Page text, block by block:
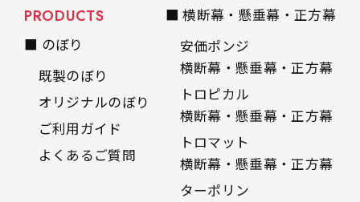
由なサイズを指定下さい！
幕の製作をお楽しみください
（※cm単位での指定でおねがいいたします。）
レギュラースリムのれん
(180x30)
レギュラーのれんスリムは横幕の上部にチチを5
か所つけて疑似的にのれんのような幕をつくりま
PRODUCTS
■ のぼり
既製のぼり
オリジナルのぼり
ご利用ガイド
よくあるご質問
■ 横断幕・懸垂幕・正方幕
安価ポンジ
横断幕・懸垂幕・正方幕
トロピカル
横断幕・懸垂幕・正方幕
トロマット
横断幕・懸垂幕・正方幕
ターポリン